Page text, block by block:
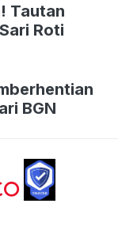
Tautan
Roti
BGN